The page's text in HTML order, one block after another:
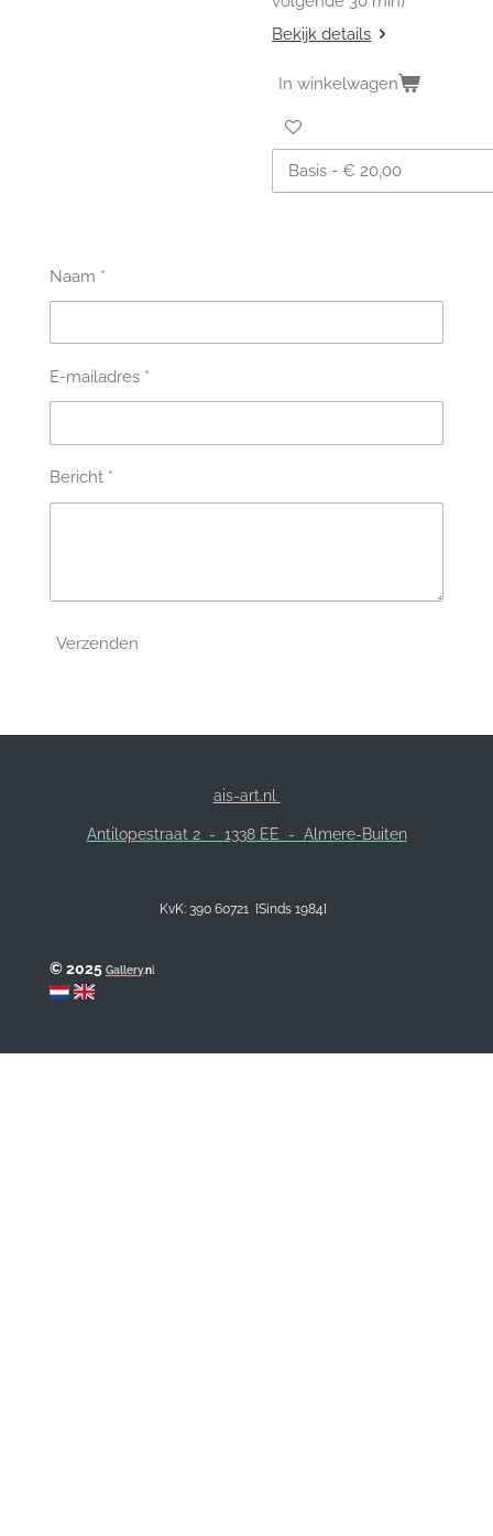
Bekijk details
In winkelwagen
Naam *
E-mailadres *
Bericht *
Verzenden
ais-art.nl
Antilopestraat 2 - 1338 EE - Almere-Buiten
KvK: 390 60721 [Sinds 1984]
© 2025 Gallery.nl